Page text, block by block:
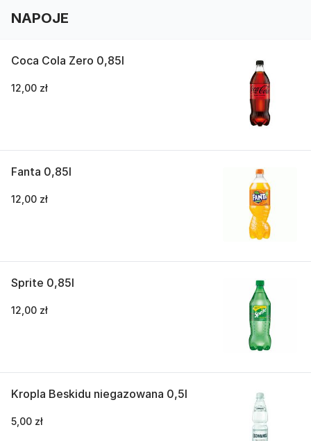
NAPOJE
Coca Cola Zero 0,85l
12,00 zł
Fanta 0,85l
12,00 zł
Sprite 0,85l
12,00 zł
Kropla Beskidu niegazowana 0,5l
5,00 zł